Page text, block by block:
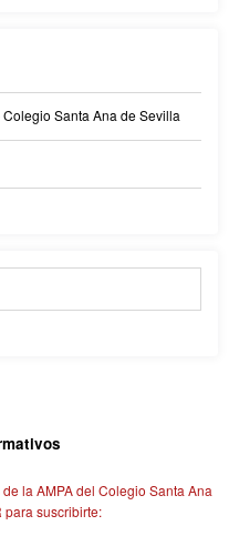
Santa Ana de Sevilla
la AMPA del Colegio Santa Ana
para suscribirte: